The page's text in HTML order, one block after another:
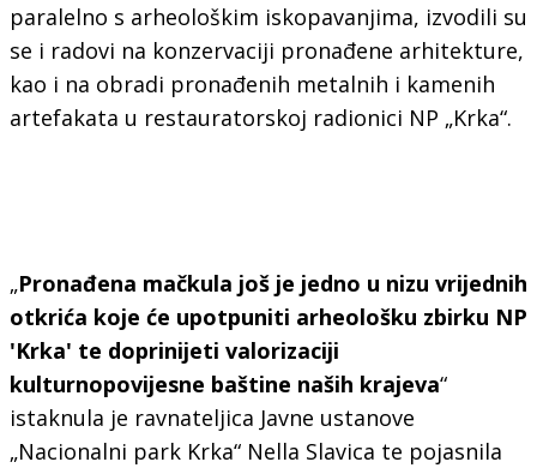
paralelno s arheološkim iskopavanjima, izvodili su
se i radovi na konzervaciji pronađene arhitekture,
kao i na obradi pronađenih metalnih i kamenih
artefakata u restauratorskoj radionici NP „Krka“.
„Pronađena mačkula još je jedno u nizu vrijednih
otkrića koje će upotpuniti arheološku zbirku NP
'Krka' te doprinijeti valorizaciji
kulturnopovijesne baštine naših krajeva“
istaknula je ravnateljica Javne ustanove
„Nacionalni park Krka“ Nella Slavica te pojasnila